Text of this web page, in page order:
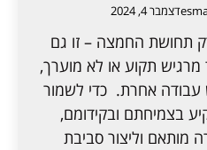
דצמבר 4, 2024
תחושת החמצה – זו גם
תקוע או לא מוערך,
עבודה אחרת. כדי לשמור
בצמיחתם ובקידומם,
מותאם וליצור סביבת